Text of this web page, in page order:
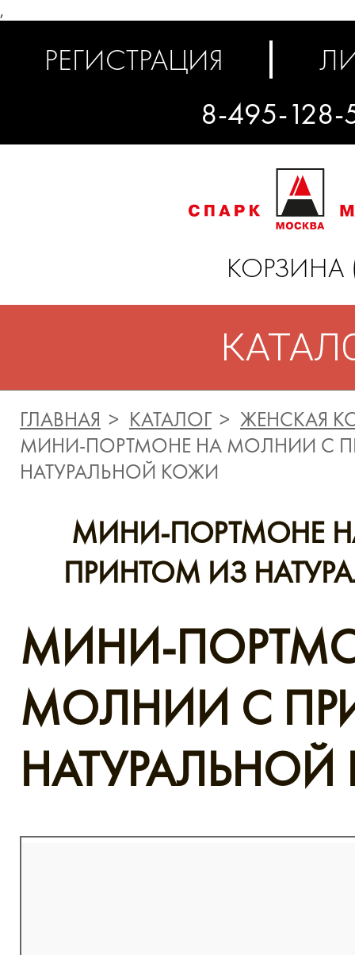
,
РЕГИСТРАЦИЯ
8-495-128-
КОРЗИНА
ГЛАВНАЯ КАТАЛОГ
ЖЕНСКАЯ
МИНИ-ПОРТМОНЕ НА МОЛНИИ С
НАТУРАЛЬНОЙ КОЖИ
МИНИ-ПОРТМОНЕ
ПРИНТОМ ИЗ
МИНИ-
МОЛНИИ С